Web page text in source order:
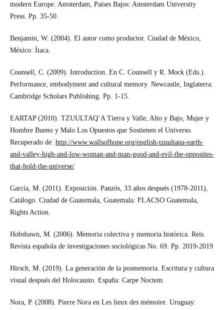
modern Europe. Amsterdam, Países Bajos: Amsterdam University
Press. Pp. 35-50.
Benjamin, W. (2004). El autor como productor. Ciudad de México,
México: Ítaca.
Counsell, C. (2009). Introduction. En C. Counsell y R. Mock (Eds.).
Performance, embodyment and cultural memory. Newcastle, Inglaterra:
Cambridge Scholars Publishing. Pp. 1-15.
EARTAP (2010). TZUULTAQ’A Tierra y Valle, Alto y Bajo, Mujer y
Hombre Bueno y Malo Los Opuestos que Sostienen el Universo.
Recuperado de: http://www.wallsofhope.org/english-tzuultaqa-earth-
and-valley-high-and-low-woman-and-man-good-and-evil-the-opposites-
that-hold-the-universe/
García, M. (2011). Exposición. Panzós, 33 años después (1978-2011),
Catálogo. Ciudad de Guatemala, Guatemala: FLACSO Guatemala,
Rights Action.
Hobsbawn, M. (2006). Memoria colectiva y memoria histórica. Reis.
Revista española de investigaciones sociológicas No. 69. Pp. 2019-2019
Hirsch, M. (2019). La generación de la posmemoria. Escritura y cultura
visual después del Holocausto. España: Carpe Noctem.
Nora, P. (2008). Pierre Nora en Les lieux des mémoire. Uruguay: